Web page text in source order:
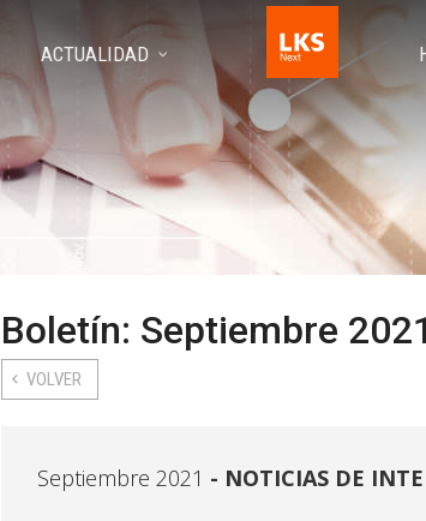
ACTUALIDAD
Boletín: Septiembre 2021
VOLVER
Septiembre 2021 NOTICIAS DE